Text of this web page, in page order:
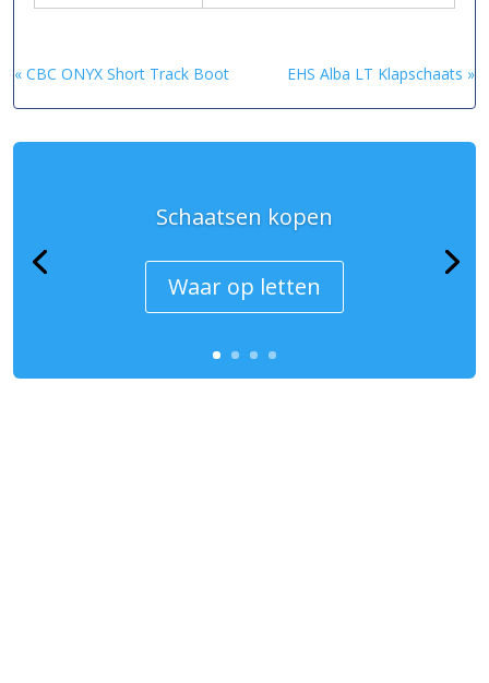
« CBC ONYX Short Track Boot EHS Alba LT Klapschaats »
Schaatsen kopen
Waar op letten